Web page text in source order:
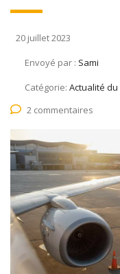
20 juillet 2023
Envoyé par : Sami
Catégorie: Actualité
2 commentaires